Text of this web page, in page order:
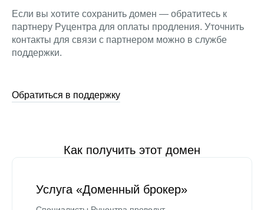
Если вы хотите сохранить домен — обратитесь к
партнеру Руцентра для оплаты продления. Уточнить
контакты для связи с партнером можно в службе
поддержки.
Обратиться в поддержку
Как получить этот домен
Услуга «Доменный брокер»